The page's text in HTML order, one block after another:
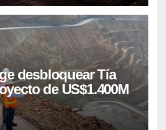
desbloquear Tía
de US$1.400M
15 años